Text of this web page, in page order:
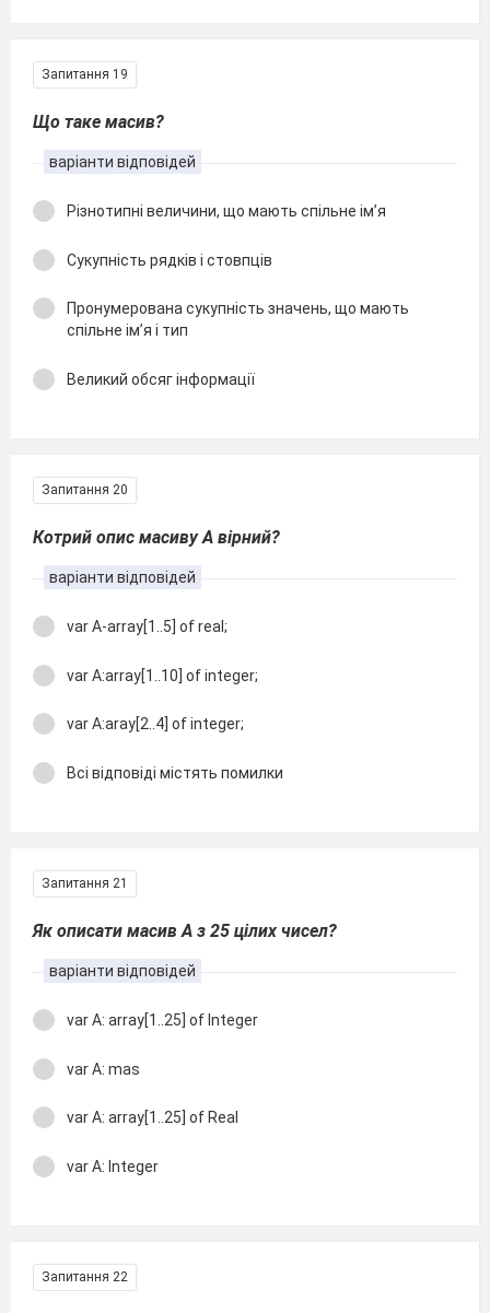
Запитання 19
Що таке масив?
варіанти відповідей
Різнотипні величини, що мають спільне ім’я
Сукупність рядків і стовпців
Пронумерована сукупність значень, що мають
спільне ім’я і тип
Великий обсяг інформації
Запитання 20
Котрий опис масиву А вірний?
варіанти відповідей
var A-array[1..5] of real;
var A:array[1..10] of integer;
var A:aray[2..4] of integer;
Всі відповіді містять помилки
Запитання 21
Як описати мас ив А з 25 цілих чисел?
варіанти відповідей
var A: array[1..25] of Integer
var A: mas
var A: array[1..25] of Real
var A: Integer
Запитання 22